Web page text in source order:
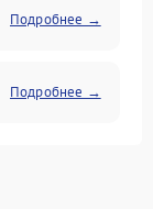
Подробнее →
Подробнее →